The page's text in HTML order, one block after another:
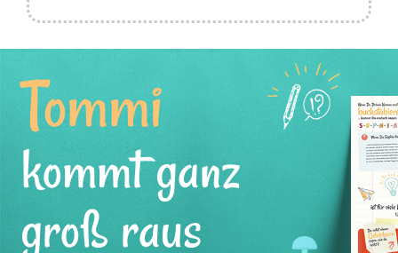
Tommi
kommt ganz
groß raus